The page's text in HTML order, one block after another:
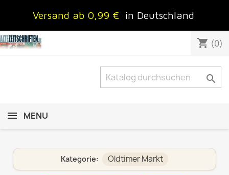
Versand ab 0,99 € in Deutschland
shopping_cart (0)

MENU
Kategorie: Oldtimer Markt